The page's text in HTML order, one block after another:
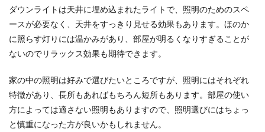
砂浜のカニの捕まえるのは難しい？砂浜にいるカ
ニの捕まえ方のコツやポイントとは？道具がなく
ても...
車のガラスが簡単には割れないと言わ
れる理由を詳しく解説します
車のガラスは簡単には割れないと言われています
ダウンライトは天井に埋め込まれたライトで、照明のためのスペ
ースが必要なく、天井をすっきり見せる効果もあります。ほのか
に照らす灯りには温かみがあり、部屋が明るくなりすぎることが
ないのでリラックス効果も期待できます。
家の中の照明は好みで選びたいところですが、照明にはそれぞれ
特徴があり、長所もあればもちろん短所もあります。部屋の使い
方によっては適さない照明もありますので、照明選びにはちょっ
と慎重になった方が良いかもしれません。